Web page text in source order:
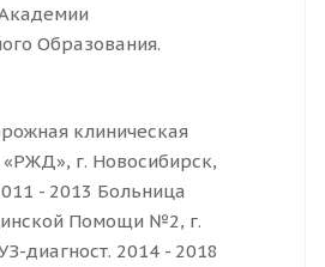
Образования.
клиническая
г. Новосибирск,
- 2013 Больница
Помощи №2, г.
диагност. 2014 - 2018